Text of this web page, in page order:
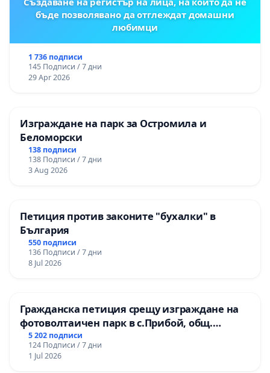
бъде позволявано да отглеждат домашни
любимци
1 736 подписи
145 Подписи / 7 дни
29 Apr 2026
Изграждане на парк за Остромила и
Беломорски
138 подписи
138 Подписи / 7 дни
3 Aug 2026
Петиция против законите "бухалки" в
България
550 подписи
136 Подписи / 7 дни
8 Jul 2026
Гражданска петиция срещу изграждане на
фотоволтаичен парк в с.Прибой, общ.
Радомир
5 202 подписи
124 Подписи / 7 дни
1 Jul 2026